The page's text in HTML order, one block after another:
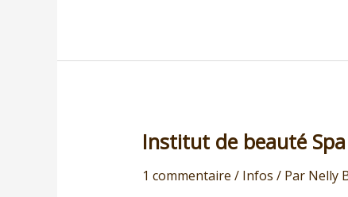
Institut de beauté Spa
1 commentaire / Infos / Par Nelly
Institut
beauté